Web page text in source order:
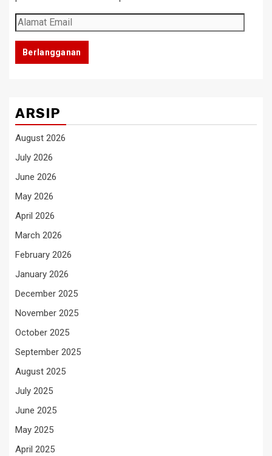
Alamat
Email
Berlangganan
ARSIP
August 2026
July 2026
June 2026
May 2026
April 2026
March 2026
February 2026
January 2026
December 2025
November 2025
October 2025
September 2025
August 2025
July 2025
June 2025
May 2025
April 2025